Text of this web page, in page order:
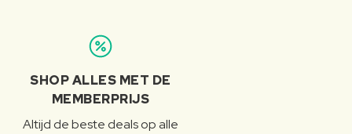
SHOP ALLES MET DE
MEMBERPRIJS
Altijd de beste deals op alle